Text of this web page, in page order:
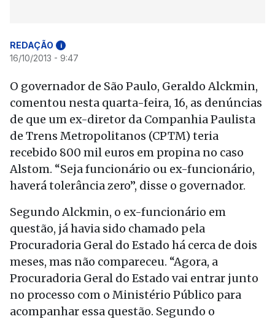
REDAÇÃO i
16/10/2013 - 9:47
O governador de São Paulo, Geraldo Alckmin,
comentou nesta quarta-feira, 16, as denúncias
de que um ex-diretor da Companhia Paulista
de Trens Metropolitanos (CPTM) teria
recebido 800 mil euros em propina no caso
Alstom. “Seja funcionário ou ex-funcionário,
haverá tolerância zero”, disse o governador.
Segundo Alckmin, o ex-funcionário em
questão, já havia sido chamado pela
Procuradoria Geral do Estado há cerca de dois
meses, mas não compareceu. “Agora, a
Procuradoria Geral do Estado vai entrar junto
no processo com o Ministério Público para
acompanhar essa questão. Segundo o